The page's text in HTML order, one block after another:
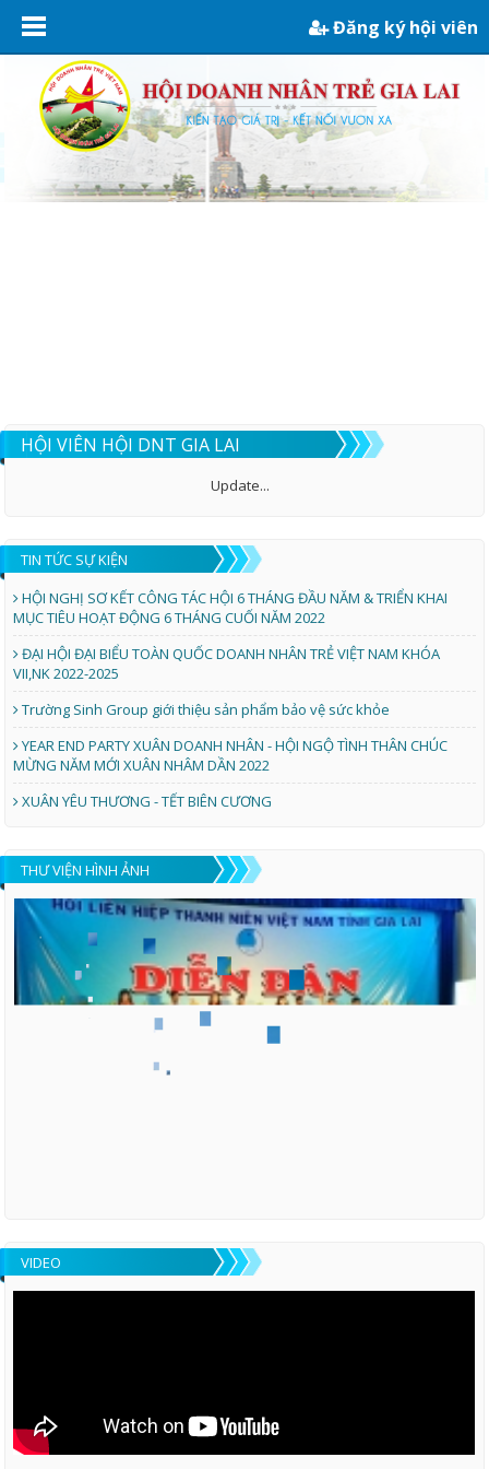
Đăng ký hội viên
HỘI VIÊN HỘI DNT GIA LAI
Update...
TIN TỨC SỰ KIỆN
HỘI NGHỊ SƠ KẾT CÔNG TÁC HỘI 6 THÁNG ĐẦU NĂM & TRIỂN KHAI
MỤC TIÊU HOẠT ĐỘNG 6 THÁNG CUỐI NĂM 2022
ĐẠI HỘI ĐẠI BIỂU TOÀN QUỐC DOANH NHÂN TRẺ VIỆT NAM KHÓA
VII,NK 2022-2025
Trường Sinh Group giới thiệu sản phẩm bảo vệ sức khỏe
YEAR END PARTY XUÂN DOANH NHÂN - HỘI NGỘ TÌNH THÂN CHÚC
MỪNG NĂM MỚI XUÂN NHÂM DẦN 2022
XUÂN YÊU THƯƠNG - TẾT BIÊN CƯƠNG
THƯ VIỆN HÌNH ẢNH
VIDEO